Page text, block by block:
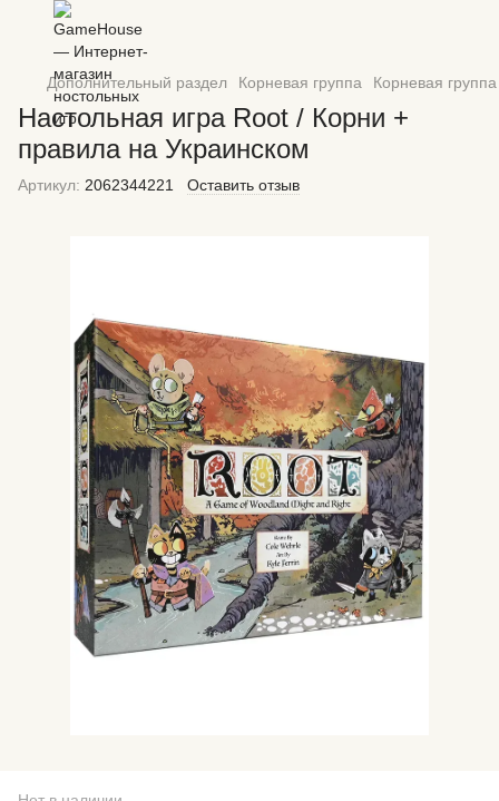
Дополнительный раздел Корневая группа Корневая
Настольная игра Root / Корни +
правила на Украинском
Артикул: 2062344221 Оставить отзыв